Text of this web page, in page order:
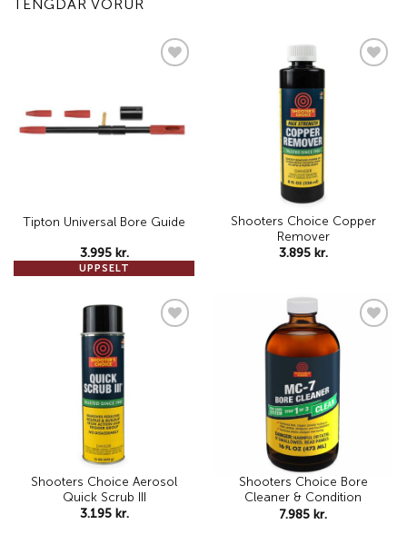
TENGDAR VÖRUR
UPPSELT
Tipton Universal Bore Guide
3.995 kr.
Shooters Choice Copper
Remover
3.895 kr.
Shooters Choice Aerosol
Quick Scrub III
3.195 kr.
Shooters Choice Bore
Cleaner & Condition
7.985 kr.